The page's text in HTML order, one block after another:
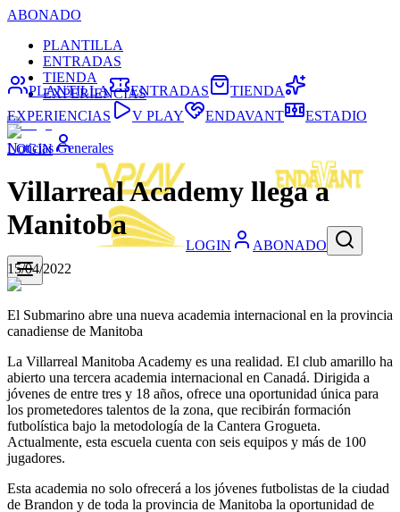
ABONADO
PLANTILLA
ENTRADAS
TIENDA
EXPERIENCIAS
LOGIN
LOGIN ABONADO
PLANTILLA ENTRADAS
TIENDA
EXPERIENCIAS
V PLAY ENDAVANT ESTADIO
Noticias Generales
Villarreal Academy llega a
Manitoba
15/04/2022
El Submarino abre una nueva academia internacional en la provincia
canadiense de Manitoba
La Villarreal Manitoba Academy es una realidad. El club amarillo ha
abierto una tercera academia internacional en Canadá. Dirigida a
jóvenes de entre tres y 18 años, ofrece una oportunidad única para
los prometedores talentos de la zona, que recibirán formación
futbolística bajo la metodología de la Cantera Grogueta.
Actualmente, esta escuela cuenta con seis equipos y más de 100
jugadores.
Esta academia no solo ofrecerá a los jóvenes futbolistas de la ciudad
de Brandon y de toda la provincia de Manitoba la oportunidad de